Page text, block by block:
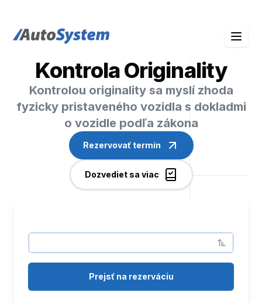
auto-system logo
Prejsť na rezerváciu
Kontrola Originality
Kontrolou originality sa myslí zhoda
fyzicky pristaveného vozidla s dokladmi
o vozidle podľa zákona
Rezervovať termín
Dozvediet sa viac